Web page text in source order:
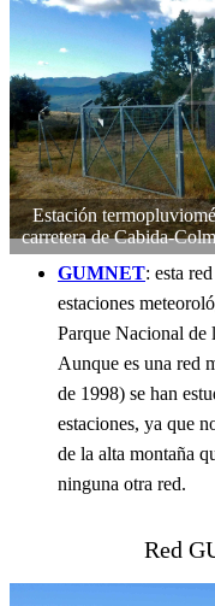
Estación
carretera de Cabida-
GUMNET: esta
estaciones
Parque Nacional de
Aunque es una red
de 1998) se han
estaciones, ya que
de la alta montaña
ninguna otra red.
Red